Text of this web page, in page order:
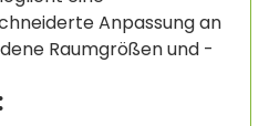
Anpassung an
Raumgrößen und -